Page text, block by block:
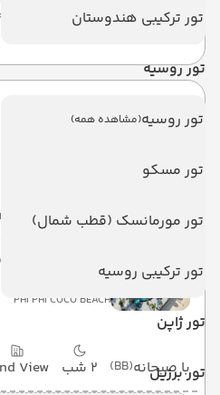
تور ترکیبی هندوستان
تور روسیه
تور روسیه(مشاهده همه)
تور مسکو
تور مورمانسک (قطب شمال)
تور ترکیبی روسیه
تور ژاپن
تور برزیل
ترانسفر اختصاصی فرودگاهی و
با صبحانه 5 شب
View
هتل فی‌فی کوکو
PHI PHI COCO BEACH
با صبحانه(BB) 2 شب View